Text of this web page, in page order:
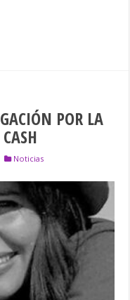
POR LA
Noticias